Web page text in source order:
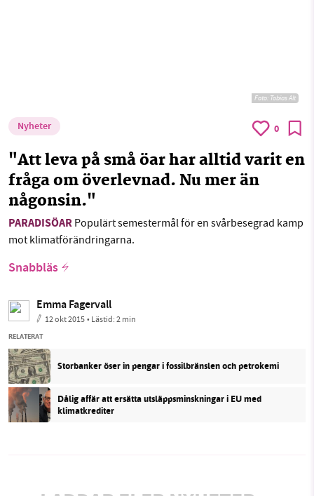
Foto: Tobias Alt
Nyheter 0
"Att leva på små öar har alltid varit en
fråga om överlevnad. Nu mer än
någonsin."
PARADISÖAR Populärt semestermål för en svårbesegrad kamp
mot klimatförändringarna.
Snabbläs
Emma Fagervall
12 okt 2015• Lästid:2 min
RELATERAT
Storbanker öser in pengar i fossilbränslen och petrokemi
Dålig affär att ersätta utsläppsminskningar i EU med
klimatkrediter